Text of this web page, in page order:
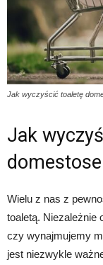
Jak wyczyścić toaletę
Jak
Wielu z nas z
toaletą. Niezależnie
czy wynajmujemy
jest niezwykle